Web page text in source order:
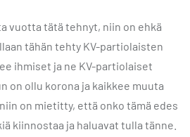
vuotta tätä tehnyt, niin on ehkä
tähän tehty KV-partiolaisten
ihmiset ja ne KV-partiolaiset
on ollu korona ja kaikkee muuta
on mietitty, että onko tämä edes
kiinnostaa ja haluavat tulla tänne.